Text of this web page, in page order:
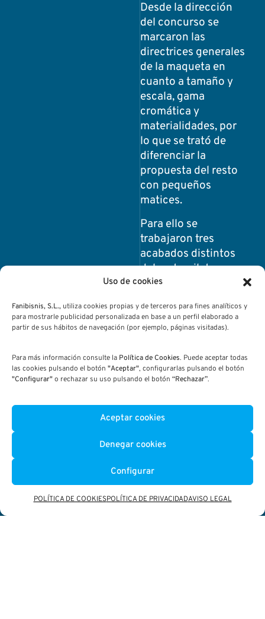
Uso de cookies
Fanibisnis, S.L., utiliza cookies propias y de terceros para fines analíticos y
para mostrarle publicidad personalizada en base a un perfil elaborado a
partir de sus hábitos de navegación (por ejemplo, páginas visitadas).
Para más información consulte la Política de Cookies. Puede aceptar todas
las cookies pulsando el botón "Aceptar", configurarlas pulsando el botón
"Configurar"o rechazar su uso pulsando el botón “Rechazar”.
Aceptar cookies
Denegar cookies
Configurar
POLÍTICA DE COOKIESPOLÍTICA DE PRIVACIDADAVISO LEGAL
Desde la dirección
del concurso se
marcaron las
directrices generales
de la maqueta en
cuanto a tamaño y
escala, gama
cromática y
materialidades, por
lo que se trató de
diferenciar la
propuesta del resto
con pequeños
matices.
Para ello se
trabajaron tres
acabados distintos
del metacrilato:
opaco masivo para la
existente,
translúcido para la
Parcial de Madrid
Nuevo Norte y
propuesta de
proyecto. Esta
volumétrica de las
edificios se
elementos